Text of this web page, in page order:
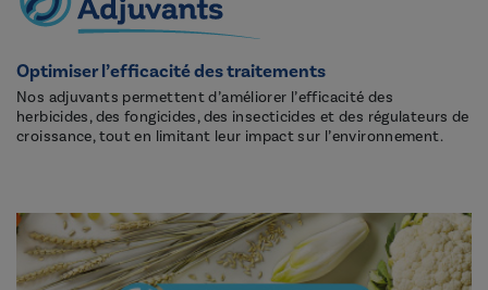
Optimiser l’efficacité des traitements
Nos adjuvants permettent d’améliorer l’efficacité des
herbicides, des fongicides, des insecticides et des régulateurs de
croissance, tout en limitant leur impact sur l’environnement.